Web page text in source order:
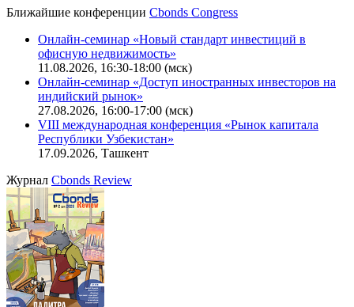
Ближайшие конференции Cbonds Congress
Онлайн-семинар «Новый стандарт инвестиций в
офисную недвижимость»
11.08.2026, 16:30-18:00 (мск)
Онлайн-семинар «Доступ иностранных инвесторов на
индийский рынок»
27.08.2026, 16:00-17:00 (мск)
VIII международная конференция «Рынок капитала
Республики Узбекистан»
17.09.2026, Ташкент
Журнал Cbonds Review